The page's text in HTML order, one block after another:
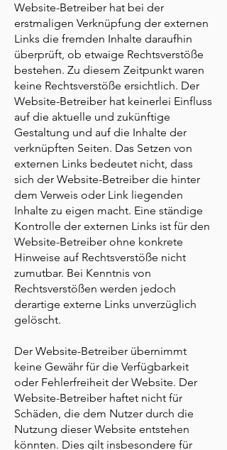
Website-Betreiber hat bei der
erstmaligen Verknüpfung der externen
Links die fremden Inhalte daraufhin
überprüft, ob etwaige Rechtsverstöße
bestehen. Zu diesem Zeitpunkt waren
keine Rechtsverstöße ersichtlich. Der
Website-Betreiber hat keinerlei Einfluss
auf die aktuelle und zukünftige
Gestaltung und auf die Inhalte der
verknüpften Seiten. Das Setzen von
externen Links bedeutet nicht, dass
sich der Website-Betreiber die hinter
dem Verweis oder Link liegenden
Inhalte zu eigen macht. Eine ständige
Kontrolle der externen Links ist für den
Website-Betreiber ohne konkrete
Hinweise auf Rechtsverstöße nicht
zumutbar. Bei Kenntnis von
Rechtsverstößen werden jedoch
derartige externe Links unverzüglich
gelöscht.
Der Website-Betreiber übernimmt
keine Gewähr für die Verfügbarkeit
oder Fehlerfreiheit der Website. Der
Website-Betreiber haftet nicht für
Schäden, die dem Nutzer durch die
Nutzung dieser Website entstehen
könnten. Dies gilt insbesondere für